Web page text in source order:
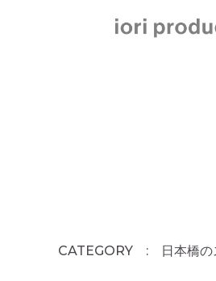
CATEGORY : 日本橋の